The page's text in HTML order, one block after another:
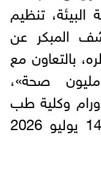
تنظيم
المبكر عن
بالتعاون مع
الرئاسية «100 مليون صحة»،
وكلية طب
الأسنان، وذلك يومي 13 و14 يوليو 2026